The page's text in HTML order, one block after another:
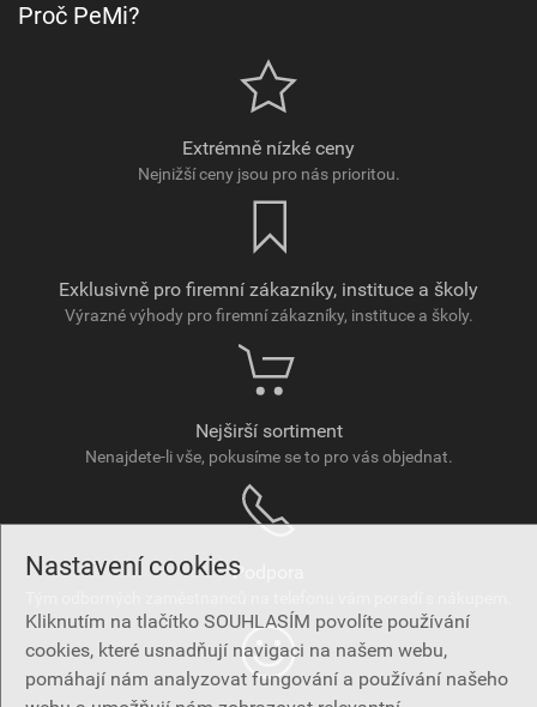
Nastavení cookies
Kliknutím na tlačítko SOUHLASÍM povolíte používání
cookies, které usnadňují navigaci na našem webu,
pomáhají nám analyzovat fungování a používání našeho
Proč PeMi?
Extrémně nízké ceny
Nejnižší ceny jsou pro nás prioritou.
Exklusivně pro firemní zákazníky, instituce a školy
Výrazné výhody pro firemní zákazníky, instituce a školy.
Nejširší sortiment
Nenajdete-li vše, pokusíme se to pro vás objednat.
Podpora